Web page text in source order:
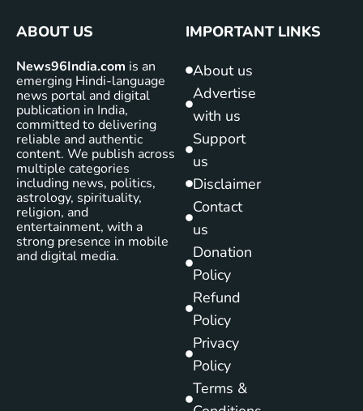
ABOUT US
News96India.com is an
emerging Hindi-language
news portal and digital
publication in India,
committed to delivering
reliable and authentic
content. We publish across
multiple categories
including news, politics,
astrology, spirituality,
religion, and
entertainment, with a
strong presence in mobile
and digital media.
IMPORTANT LINKS
About us
Advertise
with us
Support
us
Disclaimer
Contact
us
Donation
Policy
Refund
Policy
Privacy
Policy
Terms &